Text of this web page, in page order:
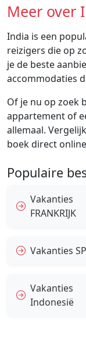
Meer over
India is een
reizigers die op
je de beste
accommodaties
Of je nu op zoek
appartement of
allemaal.
boek direct
Populaire
Vakanties
FRANKRIJK
Vakanties
Vakanties
Indonesië